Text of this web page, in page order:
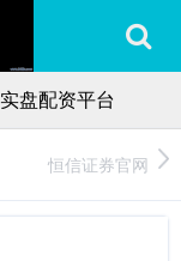
实盘配资平台
恒信证券官网